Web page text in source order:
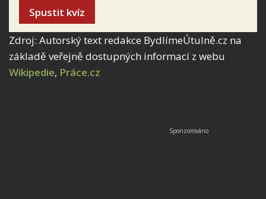
Spustit kvíz
Zdroj: Autorský text redakce BydlímeÚtulně.cz na
základě veřejně dostupných informací z webu
Wikipedie, Práce.cz